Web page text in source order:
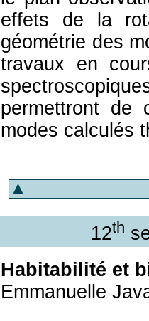
effets de la
géométrie des
travaux en
permettront de
modes calculés
12th
Habitabilité et
Emmanuelle